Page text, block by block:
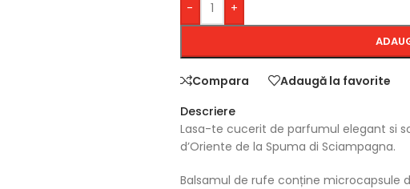
- +
Compara
Adaugă la favorite
Descriere
Lasa-te cucerit de parfumul elegant si
d’Oriente de la Spuma di Sciampagna.
Balsamul de rufe conține microcapsule